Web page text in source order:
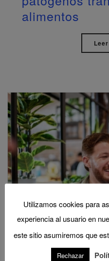
alimentos
Utilizamos cookies para
experiencia al usuario en
este sitio asumiremos que
Rechazar